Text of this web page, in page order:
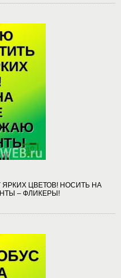
ЦВЕТОВ! НОСИТЬ НА
– ФЛИКЕРЫ!